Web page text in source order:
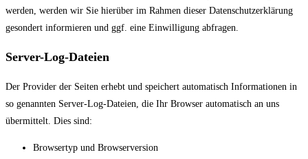
werden, werden wir Sie hierüber im Rahmen dieser Datenschutzerklärung
gesondert informieren und ggf. eine Einwilligung abfragen.
Server-Log-Dateien
Der Provider der Seiten erhebt und speichert automatisch Informationen in
so genannten Server-Log-Dateien, die Ihr Browser automatisch an uns
übermittelt. Dies sind:
Browsertyp und Browserversion